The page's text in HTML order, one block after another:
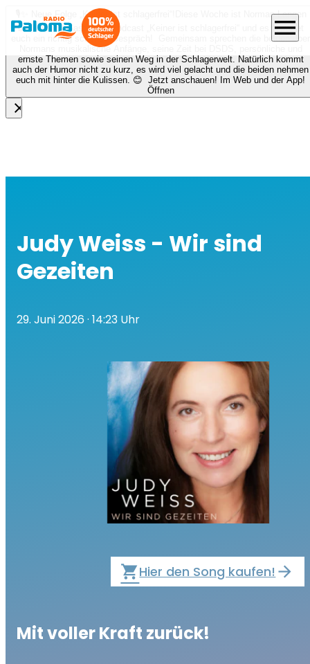
🎙️✨ Neue Folge „Keiner ist schlagerfrei“!
Diese Woche ist Norman Langen
bei Nora zu Gast beim Podcast „Keiner ist schlagerfrei“ und es erwartet
euch ein richtig schönes Gespräch! Gemeinsam sprechen die beiden über
Normans musikalische Anfänge, seine Zeit bei DSDS, persönliche und
ernste Themen sowie seinen Weg in der Schlagerwelt. Natürlich kommt
auch der Humor nicht zu kurz, es wird viel gelacht und die beiden nehmen
euch mit hinter die Kulissen. 😊 Jetzt anschauen! Im Web und der App!
Öffnen
close
menu
Judy Weiss - Wir sind
Gezeiten
29. Juni 2026· 14:23 Uhr
local_grocery_storeHier den Song kaufen!
Mit voller Kraft zurück!